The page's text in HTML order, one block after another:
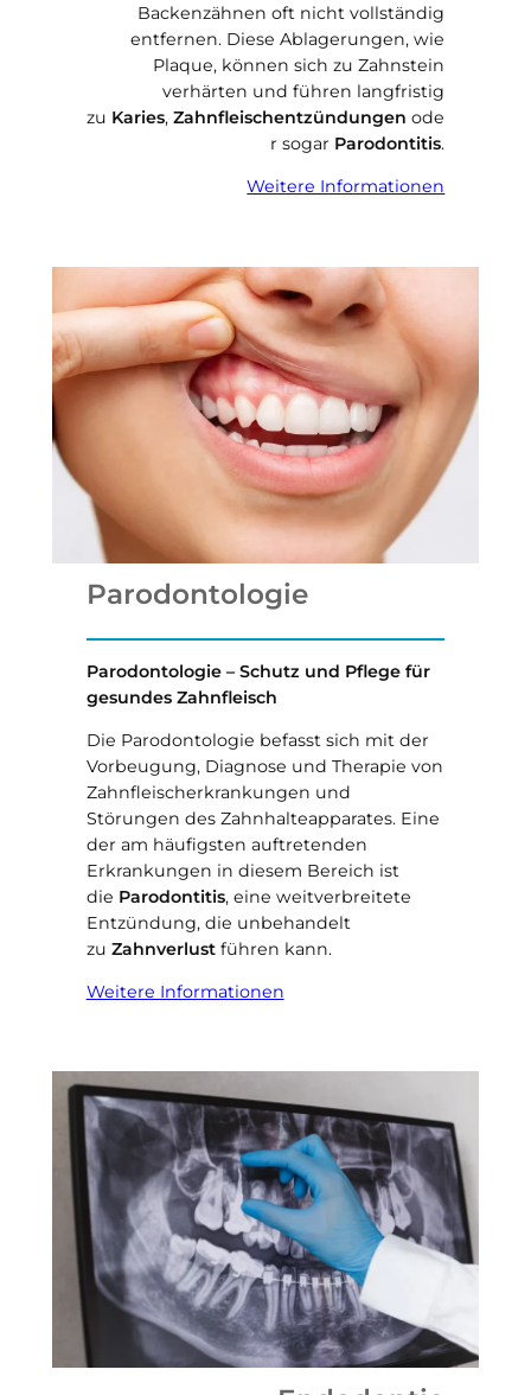
Backenzähnen oft nicht vollständig
entfernen. Diese Ablagerungen, wie
Plaque, können sich zu Zahnstein
verhärten und führen langfristig
zu Karies,Zahnfleischentzündungen ode
r sogar Parodontitis.
Weitere Informationen
Parodontologie
Parodontologie – Schutz und Pflege für
gesundes Zahnfleisch
Die Parodontologie befasst sich mit der
Vorbeugung, Diagnose und Therapie von
Zahnfleischerkrankungen und
Störungen des Zahnhalteapparates. Eine
der am häufigsten auftretenden
Erkrankungen in diesem Bereich ist
die Parodontitis, eine weitverbreitete
Entzündung, die unbehandelt
zu Zahnverlustführen kann.
Weitere Informationen